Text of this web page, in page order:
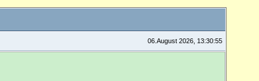
06.August 2026, 13:30:55